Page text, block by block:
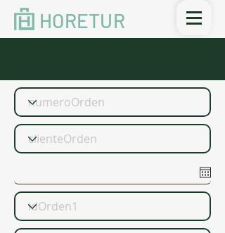
HORETUR